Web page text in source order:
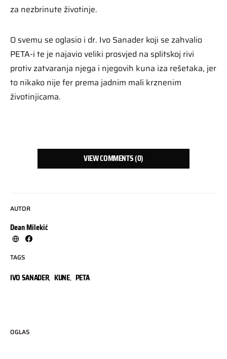
AUTOR
Dean Milekić
TAGS
IVO SANADER, KUNE, PETA
za nezbrinute životinje.
O svemu se oglasio i dr. Ivo Sanader koji se zahvalio
PETA-i te je najavio veliki prosvjed na splitskoj rivi
protiv zatvaranja njega i njegovih kuna iza rešetaka, jer
to nikako nije fer prema jadnim mali krznenim
životinjicama.
VIEW COMMENTS (0)
OGLAS